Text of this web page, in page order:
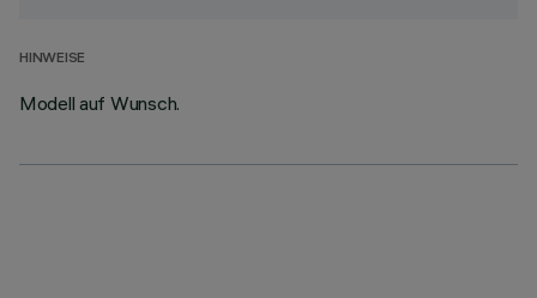
HINWEISE
Modell auf Wunsch.